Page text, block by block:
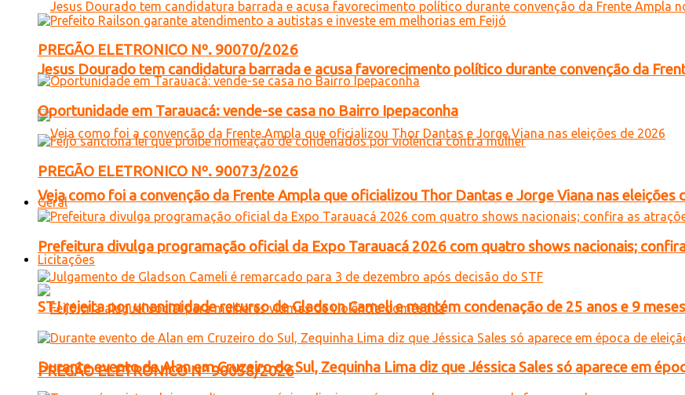
Jesus Dourado tem candidatura barrada e acusa favorecimento político durante convenção da
Veja como foi a convenção da Frente Ampla que oficializou Thor Dantas e Jorge Viana nas eleições
Licitações
PREGÃO ELETRONICO Nº 90058/2026
PREGÃO ELETRONICO Nº. 90070/2026
Oportunidade em Tarauacá: vende-se casa no Bairro Ipepaconha
PREGÃO ELETRONICO Nº. 90073/2026
Geral
Prefeitura divulga programação oficial da Expo Tarauacá 2026 com quatro shows nacionais;
STJ rejeita por unanimidade recurso de Gladson Cameli e mantém condenação de 25 anos e 9
Durante evento de Alan em Cruzeiro do Sul, Zequinha Lima diz que Jéssica Sales só aparece em